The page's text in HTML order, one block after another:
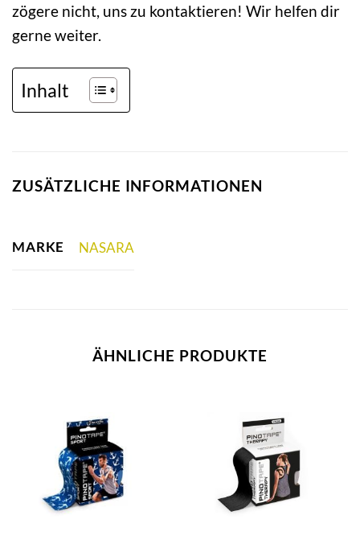
zögere nicht, uns zu kontaktieren! Wir helfen dir
gerne weiter.
Inhalt
ZUSÄTZLICHE INFORMATIONEN
MARKE NASARA
ÄHNLICHE PRODUKTE